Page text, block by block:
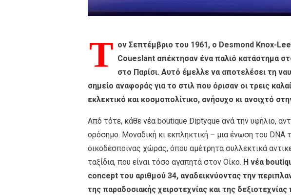
Τ ον Σεπτέμβριο του 1961, ο Desmond Knox-
Coueslant απέκτησαν ένα παλιό κατάστημα
στο Παρίσι. Αυτό έμελλε να αποτελέσει τη
σημείο αναφοράς για το στιλ που όρισαν οι τρεις
εκλεκτικό και κοσμοπολίτικο, ανήσυχο κι ανοιχτό
Από τότε, κάθε νέα boutique Diptyque ανά την υφήλιο,
ορόσημο. Μοναδική κι εκπληκτική – μια ένωση του DNA
οικοδέσποινας χώρας, όπου αμέτρητα συλλεκτικά
ταξίδια, που είναι τόσο αγαπητά στον Οίκο. Η νέα
concept του αριθμού 34, αναδεικνύοντας την
της παραδοσιακής χειροτεχνίας και της